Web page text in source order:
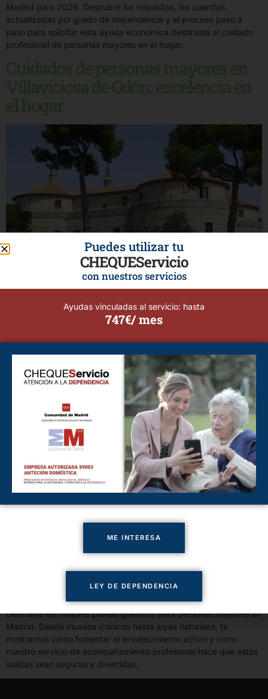
Madrid para 2026. Descubre los requisitos, las cuantías
actualizadas por grado de dependencia y el proceso paso a
paso para solicitar esta ayuda económica destinada al cuidado
profesional de personas mayores en el hogar.
¿Buscas el mejor cuidado para tus mayores en Villaviciosa de
Odón? Descubre las ventajas de la asistencia a domicilio en un
5 planes gratuitos para personas
mayores en Madrid
Descubre los mejores planes gratuitos para personas mayores en
Madrid. Desde museos icónicos hasta joyas naturales, te
mostramos cómo fomentar el envejecimiento activo y cómo
nuestro servicio de acompañamiento profesional hace que estas
salidas sean seguras y divertidas.
Puedes utilizar tu
CHEQUEServicio
con nuestros servicios
Ayudas vinculadas al servicio: hasta
747€/ mes
ME INTERESA
LEY DE DEPENDENCIA